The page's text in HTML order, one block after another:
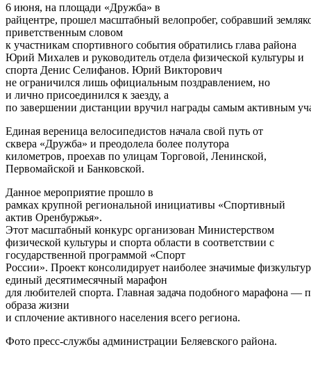
6 июня, на площади «Дружба» в
райцентре, прошел масштабный велопробег, собравший
приветственным словом
к участникам спортивного события обратились глава района
Юрий Михалев и руководитель отдела физической культуры и
спорта Денис Селифанов. Юрий Викторович
не ограничился лишь официальным поздравлением, но
и лично присоединился к заезду, а
по завершении дистанции вручил награды самым активным
Единая вереница велосипедистов начала свой путь от
сквера «Дружба» и преодолела более полутора
километров, проехав по улицам Торговой, Ленинской,
Первомайской и Банковской.
Данное мероприятие прошло в
рамках крупной региональной инициативы «Спортивный
актив Оренбуржья».
Этот масштабный конкурс организован Министерством
физической культуры и спорта области в соответствии с
государственной программой «Спорт
России». Проект консолидирует наиболее значимые
единый десятимесячный марафон
для любителей спорта. Главная задача подобного марафона —
образа жизни
и сплочение активного населения всего региона.
Фото пресс-службы администрации Беляевского района.